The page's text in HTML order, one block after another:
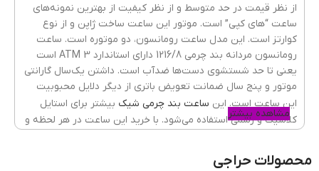
گارانتییکسال گارانتی موتور و پنج سال باتری
نوع قفل پروانه‌ای دکمه‌دار
جنس قفل فلزی
جنس بند چرمی
تعداد موتور
از نظر قیمت در حد متوسط و از نظر کیفیت از بهترین نمونه‌های
ساعت “های کپی” است. موتور این ساعت ساخت ژاپن و از نوع
کوارتز است. این مدل ساعت رومانسون، دو موتوره است. ساعت
رومانسون مردانه بند چرمی 1216/8 دارای استاندارد 3 ATM است
یعنی تا حد شستشوی دست‌ها ضدآب است. داشتن یک‌سال گارانتی
موتور و پنج سال ضمانت تعویض باتری از دیگر دلایل محبوبیت
این ساعت است. این ساعت بند چرمی شیک بیشتر برای استایل
کلاسیک و رسمی استفاده می‌شود. با خرید این ساعت در هر لحظه و
مشاهده بیشتر
محصولات حراجی